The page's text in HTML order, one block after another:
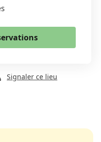
Signaler ce lieu